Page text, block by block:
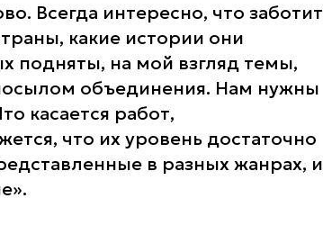
Всегда интересно, что заботит
какие истории они
подняты, на мой взгляд темы,
объединения. Нам нужны
касается работ,
что их уровень достаточно
в разных жанрах, и